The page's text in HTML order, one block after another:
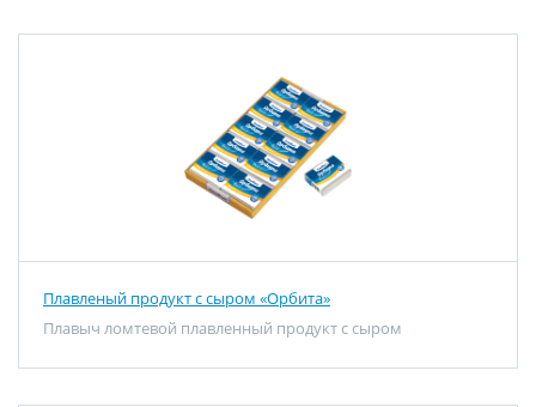
Плавленый продукт с сыром «Орбита»
Плавыч ломтевой плавленный продукт с сыром